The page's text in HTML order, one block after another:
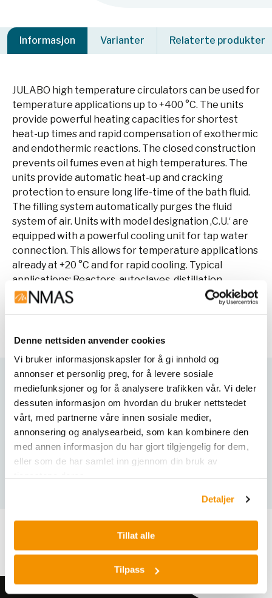
Denne nettsiden anvender cookies
Vi bruker informasjonskapsler for å gi innhold og
annonser et personlig preg, for å levere sosiale
mediefunksjoner og for å analysere trafikken vår. Vi deler
dessuten informasjon om hvordan du bruker nettstedet
vårt, med partnerne våre innen sosiale medier,
annonsering og analysearbeid, som kan kombinere den
med annen informasjon du har gjort tilgjengelig for dem,
eller som de har samlet inn gjennom din bruk av
Detaljer
Tillat alle
Tilpass
Informasjon Varianter Relaterte produkter
JULABO high temperature circulators can be used for
temperature applications up to +400 °C. The units
provide powerful heating capacities for shortest
heat-up times and rapid compensation of exothermic
and endothermic reactions. The closed construction
prevents oil fumes even at high temperatures. The
units provide automatic heat-up and cracking
protection to ensure long life-time of the bath fluid.
The filling system automatically purges the fluid
system of air. Units with model designation ‚C.U.‘ are
equipped with a powerful cooling unit for tap water
connection. This allows for temperature applications
already at +20 °C and for rapid cooling. Typical
applications: Reactors, autoclaves, distillation
columns, miniplant installations, pilot plants and
Varianter
Relaterte produkter